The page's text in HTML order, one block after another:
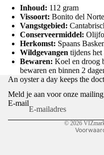
Inhoud: 112 gram
Vissoort: Bonito del
Vangstgebied:
Conserveermiddel:
Herkomst: Spaans
Wildgevangen tijdens
Bewaren: Koel en droog
bewaren en binnen 2
An oyster a day keeps the
Meld je aan voor onze
E-mail
© 2026
Privacybeleid
Terugbetalingsbeleid
Algemene voorwaarden
Contactgegevens